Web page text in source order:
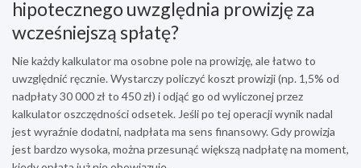
hipotecznego uwzględnia prowizję za
wcześniejszą spłatę?
Nie każdy kalkulator ma osobne pole na prowizję, ale łatwo to
uwzględnić ręcznie. Wystarczy policzyć koszt prowizji (np. 1,5% od
nadpłaty 30 000 zł to 450 zł) i odjąć go od wyliczonej przez
kalkulator oszczędności odsetek. Jeśli po tej operacji wynik nadal
jest wyraźnie dodatni, nadpłata ma sens finansowy. Gdy prowizja
jest bardzo wysoka, można przesunąć większą nadpłatę na moment,